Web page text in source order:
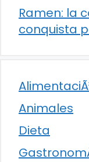
Ramen: la
conquista
Animales
Dieta